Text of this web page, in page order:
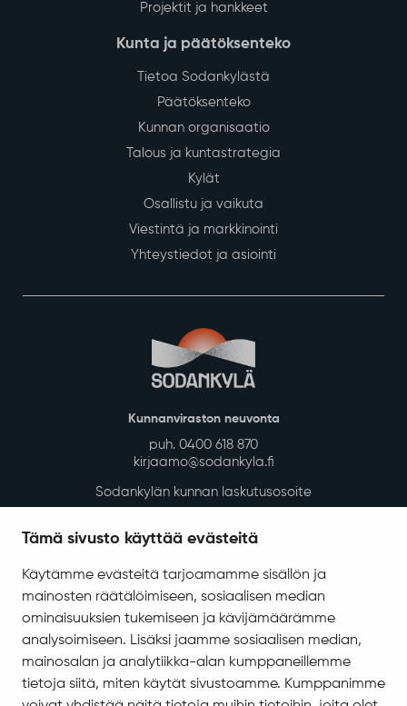
Tämä sivusto käyttää evästeitä
Käytämme evästeitä tarjoamamme sisällön ja
mainosten räätälöimiseen, sosiaalisen median
ominaisuuksien tukemiseen ja kävijämäärämme
analysoimiseen. Lisäksi jaamme sosiaalisen median,
mainosalan ja analytiikka-alan kumppaneillemme
tietoja siitä, miten käytät sivustoamme. Kumppanimme
Projektit ja hankkeet
Kunta ja päätöksenteko
Tietoa Sodankylästä
Päätöksenteko
Kunnan organisaatio
Talous ja kuntastrategia
Kylät
Osallistu ja vaikuta
Viestintä ja markkinointi
Yhteystiedot ja asiointi
Kunnanviraston neuvonta
puh. 0400 618 870
kirjaamo@sodankyla.fi
Sodankylän kunnan laskutusosoite
Asiakirjajulkisuuskuvaus
Evästeiden hallinta
Yhteystiedot
Jäämerentie 1, 99601 Sodankylä
Kaikki yhteystiedot